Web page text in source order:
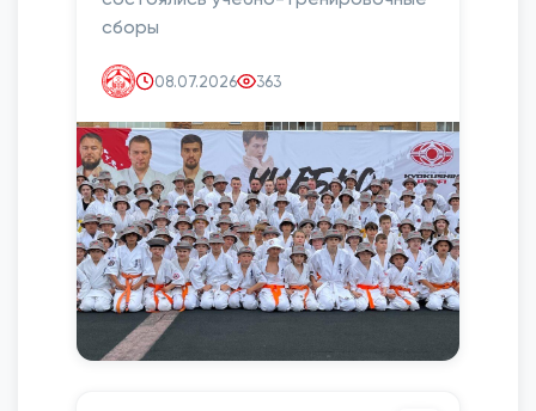
сборы
08.07.2026 363